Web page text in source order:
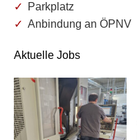
Parkplatz
Anbindung an ÖPNV
Aktuelle Jobs